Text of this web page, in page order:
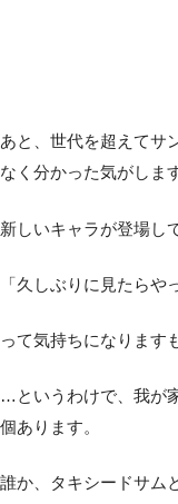
あと、世代を超えてサ
なく分かった気がしま
新しいキャラが登場し
「久しぶりに見たらや
って気持ちになります
…というわけで、我が
個あります。
誰か、タキシードサム